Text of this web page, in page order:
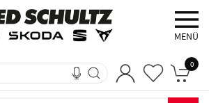
MENÜ
0